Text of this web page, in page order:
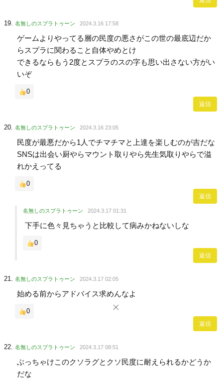
名無しのスプラトゥーン 2024.3.16 17:58
ゲームよりやってる層の民度の悪さがこの世の最底辺だか
らスプラに関わること自体やめとけ
できるならもう2度とスプラのスの字も思い出さない方がい
いぞ
0
返信
名無しのスプラトゥーン 2024.3.16 23:05
民度が最悪だから1人でチマチマと上達を楽しむのが吉だな
SNSは出会い厨やらマウント取りやら先生気取りやらで溢
れかえってる
0
返信
名無しのスプラトゥーン 2024.3.17 01:31
下手に色々見ちゃうと比較して病みかねないしな
0
返信
名無しのスプラトゥーン 2024.3.17 02:05
始める前からアドバイス求めんなよ
0
返信
名無しのスプラトゥーン 2024.3.17 08:51
ぶっちゃけこのクソラグとクソ民度に耐えられるかどうか
だな